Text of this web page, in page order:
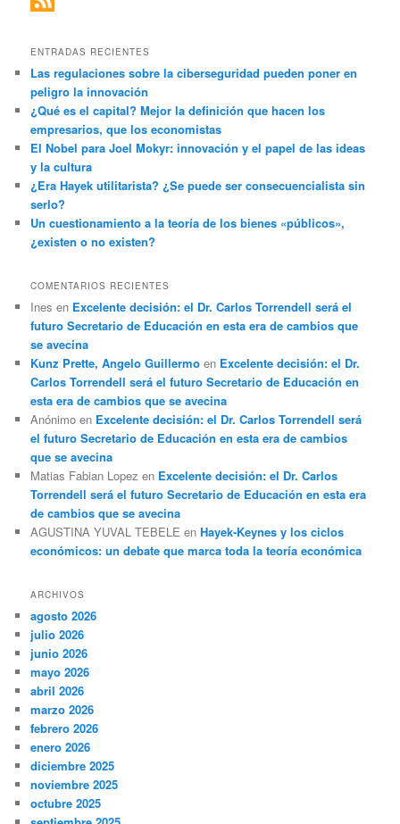
ENTRADAS RECIENTES
Las regulaciones sobre la ciberseguridad pueden poner en
peligro la innovación
¿Qué es el capital? Mejor la definición que hacen los
empresarios, que los economistas
El Nobel para Joel Mokyr: innovación y el papel de las ideas
y la cultura
¿Era Hayek utilitarista? ¿Se puede ser consecuencialista sin
serlo?
Un cuestionamiento a la teoría de los bienes «públicos»,
¿existen o no existen?
COMENTARIOS RECIENTES
Ines en Excelente decisión: el Dr. Carlos Torrendell será el
futuro Secretario de Educación en esta era de cambios que
se avecina
Kunz Prette, Angelo Guillermo en Excelente decisión: el Dr.
Carlos Torrendell será el futuro Secretario de Educación en
esta era de cambios que se avecina
Anónimo en Excelente decisión: el Dr. Carlos Torrendell será
el futuro Secretario de Educación en esta era de cambios
que se avecina
Matias Fabian Lopez en Excelente decisión: el Dr. Carlos
Torrendell será el futuro Secretario de Educación en esta era
de cambios que se avecina
AGUSTINA YUVAL TEBELE enHayek-Keynes y los ciclos
económicos: un debate que marca toda la teoría económica
ARCHIVOS
agosto 2026
julio 2026
junio 2026
mayo 2026
abril 2026
marzo 2026
febrero 2026
enero 2026
diciembre 2025
noviembre 2025
octubre 2025